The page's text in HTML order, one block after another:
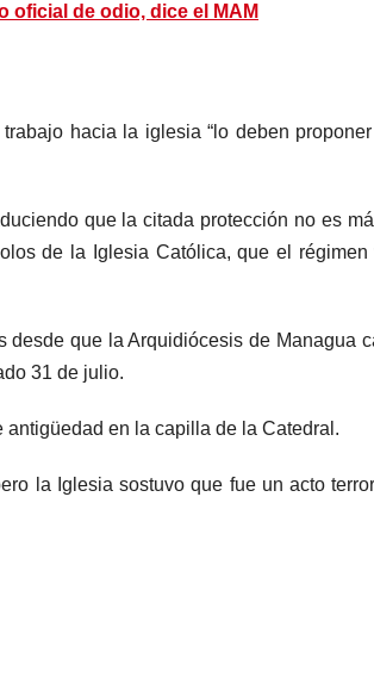
de odio, dice el MAM
hacia la iglesia “lo deben
que la citada protección no es
de la Iglesia Católica, que el régimen
desde que la Arquidiócesis de Managua
31 de julio.
en la capilla de la Catedral.
la Iglesia sostuvo que fue un acto